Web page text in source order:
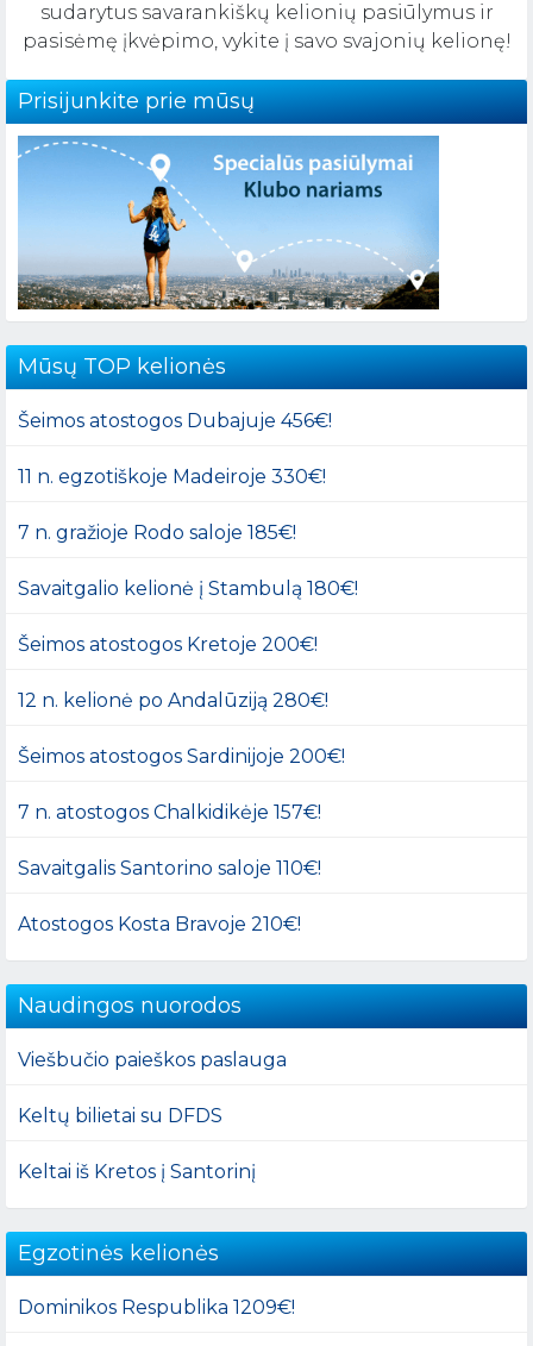
sudarytus savarankiškų kelionių pasiūlymus ir
pasisėmę įkvėpimo, vykite į savo svajonių kelionę!
Prisijunkite prie mūsų
Mūsų TOP kelionės
Šeimos atostogos Dubajuje 456€!
11 n. egzotiškoje Madeiroje 330€!
7 n. gražioje Rodo saloje 185€!
Savaitgalio kelionė į Stambulą 180€!
Šeimos atostogos Kretoje 200€!
12 n. kelionė po Andalūziją 280€!
Šeimos atostogos Sardinijoje 200€!
7 n. atostogos Chalkidikėje 157€!
Savaitgalis Santorino saloje 110€!
Atostogos Kosta Bravoje 210€!
Naudingos nuorodos
Viešbučio paieškos paslauga
Keltų bilietai su DFDS
Keltai iš Kretos į Santorinį
Egzotinės kelionės
Dominikos Respublika 1209€!